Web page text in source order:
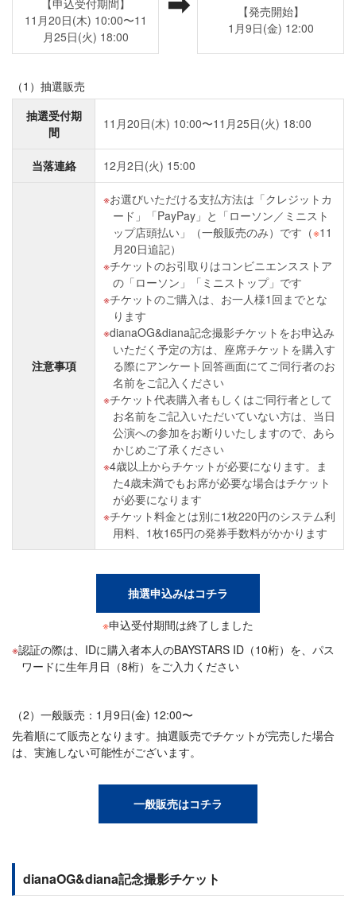
11月20日(木) 10:00〜11
月25日(火) 18:00
【発売開始】
1月9日(金) 12:00
（1）抽選販売
抽選受付期
間
11月20日(木) 10:00〜11月25日(火) 18:00
当落連絡 12月2日(火) 15:00
注意事項
お選びいただける支払方法は「クレジットカ
ード」「PayPay」と「ローソン／ミニスト
ップ店頭払い」（一般販売のみ）です（※11
月20日追記）
チケットのお引取りはコンビニエンスストア
の「ローソン」「ミニストップ」です
チケットのご購入は、お一人様1回までとな
ります
dianaOG&diana記念撮影チケットをお申込み
いただく予定の方は、座席チケットを購入す
る際にアンケート回答画面にてご同行者のお
名前をご記入ください
チケット代表購入者もしくはご同行者として
お名前をご記入いただいていない方は、当日
公演への参加をお断りいたしますので、あら
かじめご了承ください
4歳以上からチケットが必要になります。ま
た4歳未満でもお席が必要な場合はチケット
が必要になります
チケット料金とは別に1枚220円のシステム利
用料、1枚165円の発券手数料がかかります
抽選申込みはコチラ
※申込受付期間は終了しました
認証の際は、IDに購入者本人のBAYSTARS ID（10桁）を、パス
ワードに生年月日（8桁）をご入力ください
（2）一般販売：1月9日(金) 12:00〜
先着順にて販売となります。抽選販売でチケットが完売した場合
は、実施しない可能性がございます。
一般販売はコチラ
dianaOG&diana記念撮影チケット